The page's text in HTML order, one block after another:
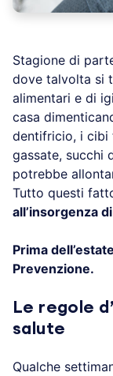
Stagione di
dove talvolta si
alimentari e di
casa
dentifricio, i cibi
gassate, succhi
potrebbe
Tutto questi
all’insorgenza
Prima
Prevenzione.
Le regole
salute
Qualche